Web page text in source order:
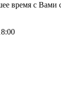
время с Вами